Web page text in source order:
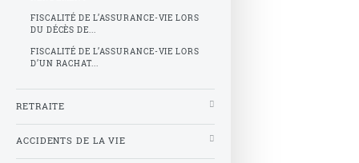
FISCALITÉ DE L’ASSURANCE-VIE LORS
DU DÉCÈS DE...
FISCALITÉ DE L’ASSURANCE-VIE LORS
D’UN RACHAT...
RETRAITE
ACCIDENTS DE LA VIE